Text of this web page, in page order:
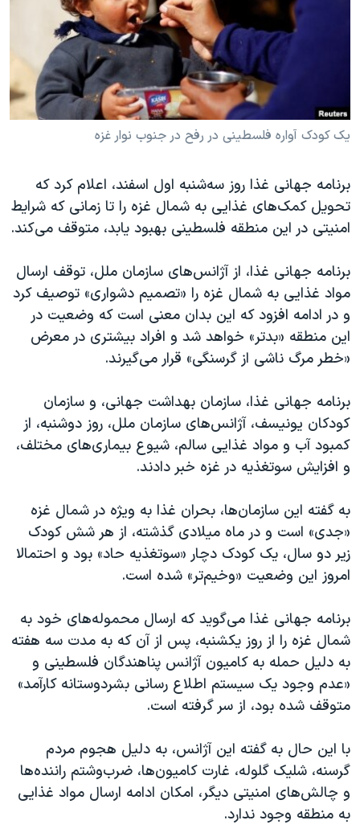
فرهنگ و زندگی
حقوق شهروندی
علم و فناوری
اسرائیل در جنگ
آرشیو پخش زنده
مستندها
انتخابات ریاست جمهوری آمریکا ۲۰۲۴
حمله جمهوری اسلامی به اسرائیل
ورزش زنان در ایران
مجموعه مستندهای دادخواهی
تریبونال مردمی آبان ۹۸
چهل سال گروگان‌گیری
قانون شفافیت دارائی کادر رهبری ایران
اعتراضات مردمی آبان ۹۸
اسرائیل در جنگ
همایش محافظه‌کاران آمریکا «سی‌پک»
صفحه‌های ویژه
سفر پرزیدنت ترامپ به چین
دنبال کنید
زبانهای مختلف
یک کودک آواره فلسطینی در رفح در جنوب نوار غزه
برنامه جهانی غذا روز سه‌شنبه اول اسفند، اعلام کرد که
تحویل کمک‌های غذایی به شمال غزه را تا زمانی که شرایط
امنیتی در این منطقه فلسطینی بهبود یابد، متوقف می‌کند.
برنامه جهانی غذا، از آژانس‌های سازمان ملل، توقف ارسال
مواد غذایی به شمال غزه را «تصمیم دشواری» توصیف کرد
و در ادامه افزود که این بدان معنی است که وضعیت در
این منطقه «بدتر» خواهد شد و افراد بیشتری در معرض
«خطر مرگ ناشی از گرسنگی» قرار می‌گیرند.
برنامه جهانی غذا، سازمان بهداشت جهانی، و سازمان
کودکان یونیسف، آژانس‌های سازمان ملل، روز دوشنبه، از
کمبود آب و مواد غذایی سالم، شیوع بیماری‌های مختلف،
و افزایش سوتغذیه در غزه خبر دادند.
به گفته این سازمان‌ها، بحران غذا به ویژه در شمال غزه
«جدی» است و در ماه میلادی گذشته، از هر شش کودک
زیر دو سال، یک کودک دچار «سوتغذیه حاد» بود و احتمالا
امروز این وضعیت «وخیم‌تر» شده است.
برنامه جهانی غذا می‌گوید که ارسال محموله‌های خود به
شمال غزه را از روز یکشنبه، پس از آن که به مدت سه هفته
به دلیل حمله به کامیون آژانس پناهندگان فلسطینی و
«عدم وجود یک سیستم اطلاع رسانی بشردوستانه کارآمد»
متوقف شده بود، از سر گرفته است.
با این حال به گفته این آژانس، به دلیل هجوم مردم
گرسنه، شلیک گلوله، غارت کامیون‌ها، ضرب‌وشتم راننده‌ها
و چالش‌های امنیتی دیگر، امکان ادامه ارسال مواد غذایی
به منطقه وجود ندارد.